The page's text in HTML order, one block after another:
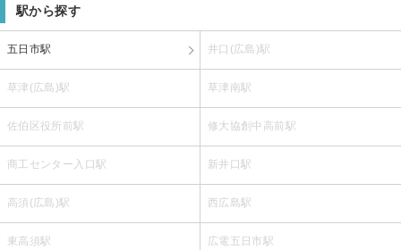
駅から探す
五日市駅 井口(広島)駅
草津(広島)駅 草津南駅
佐伯区役所前駅 修大協創中高前駅
商工センター入口駅 新井口駅
高須(広島)駅 西広島駅
東高須駅 広電五日市駅